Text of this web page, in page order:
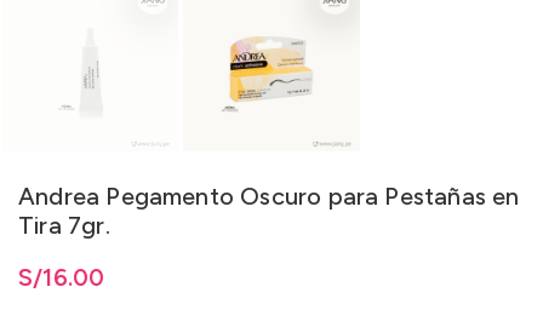
Andrea Pegamento Oscuro para Pestañas en
Tira 7gr.
S/16.00